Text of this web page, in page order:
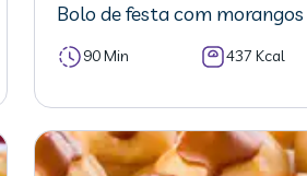
Bolo de festa com morangos
90 Min 437 Kcal